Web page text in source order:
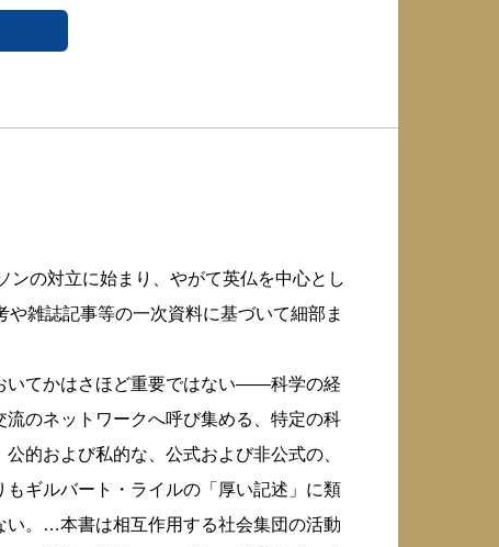
の対立に始まり、やがて英仏を中心とし
雑誌記事等の一次資料に基づいて細部ま
いてかはさほど重要ではない――科学の経
のネットワークへ呼び集める、特定の科
的および私的な、公式および非公式の、
ギルバート・ライルの「厚い記述」に類
い。…本書は相互作用する社会集団の活動